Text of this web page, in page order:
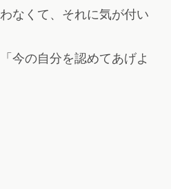
なくて、それに気が付い
今の自分を認めてあげよ